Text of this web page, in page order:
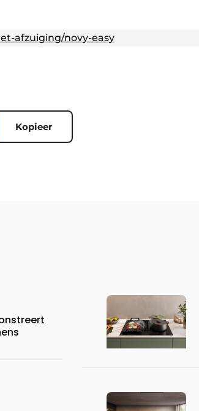
afzuiging/novy-easy
Kopieer